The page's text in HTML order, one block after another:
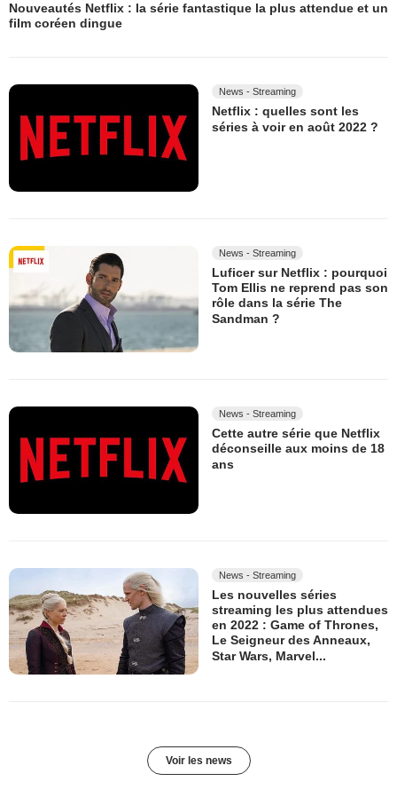
Nouveautés Netflix : la série fantastique la plus attendue et un
film coréen dingue
News - Streaming
Netflix : quelles sont les
séries à voir en août 2022 ?
News - Streaming
Luficer sur Netflix : pourquoi
Tom Ellis ne reprend pas son
rôle dans la série The
Sandman ?
News - Streaming
Cette autre série que Netflix
déconseille aux moins de 18
ans
News - Streaming
Les nouvelles séries
streaming les plus attendues
en 2022 : Game of Thrones,
Le Seigneur des Anneaux,
Star Wars, Marvel...
Voir les news